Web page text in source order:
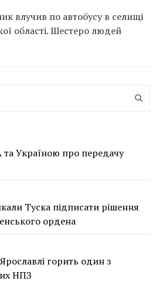
влучив по автобусу в селищі
області. Шестеро людей
Україною про передачу
Туска підписати рішення
ордена
горить один з
НПЗ